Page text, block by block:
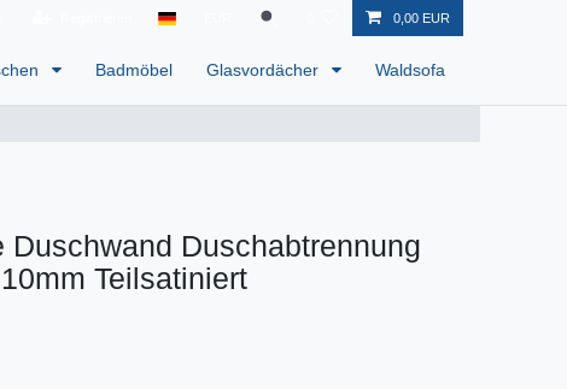
0,00 EUR
Badmöbel Glasvordächer Waldsofa
Duschwand Duschabtrennung
Teilsatiniert